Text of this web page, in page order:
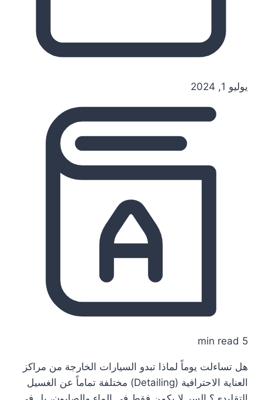
يوليو 1, 2024
5 min read
هل تساءلت يوماً لماذا تبدو السيارات الخارجة من مراكز
العناية الاحترافية (Detailing) مختلفة تماماً عن الغسيل